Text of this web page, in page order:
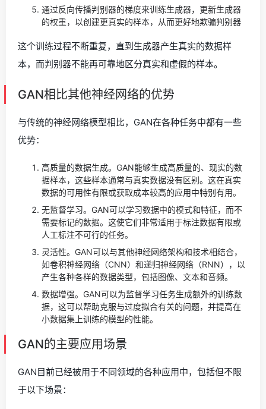
通过反向传播判别器的梯度来训练生成器，更新生成器
的权重，以创建更真实的样本，从而更好地欺骗判别器
这个训练过程不断重复，直到生成器产生真实的数据样
本，而判别器不能再可靠地区分真实和虚假的样本。
GAN相比其他神经网络的优势
与传统的神经网络模型相比，GAN在各种任务中都有一些
优势：
高质量的数据生成。GAN能够生成高质量的、现实的数
据样本，这些样本通常与真实数据没有区别。这在真实
数据的可用性有限或获取成本较高的应用中特别有用。
无监督学习。GAN可以学习数据中的模式和特征，而不
需要标记的数据。这使它们非常适用于标注数据有限或
人工标注不可行的任务。
灵活性。GAN可以与其他神经网络架构和技术相结合，
如卷积神经网络（CNN）和递归神经网络（RNN），以
产生各种各样的数据类型，包括图像、文本和音频。
数据增强。GAN可以为监督学习任务生成额外的训练数
据，这可以帮助克服与过度拟合有关的问题，并提高在
小数据集上训练的模型的性能。
GAN的主要应用场景
GAN目前已经被用于不同领域的各种应用中，包括但不限
于以下场景：